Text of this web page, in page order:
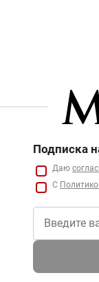
Подписка
Даю
С